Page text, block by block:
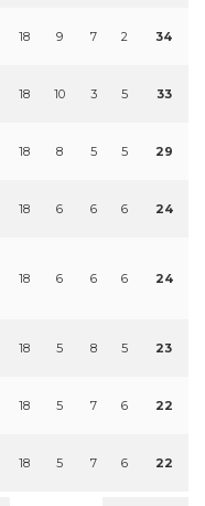
18 9 7 2 34
18 10 3 5 33
18 8 5 5 29
18 6 6 6 24
18 6 6 6 24
18 5 8 5 23
18 5 7 6 22
18 5 7 6 22